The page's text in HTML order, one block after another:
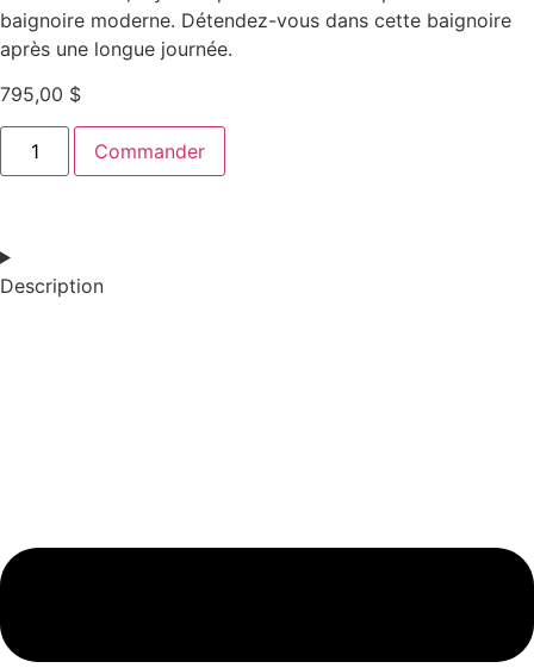
baignoire moderne. Détendez-vous dans cette baignoire
après une longue journée.
795,00 $
Commander
Description